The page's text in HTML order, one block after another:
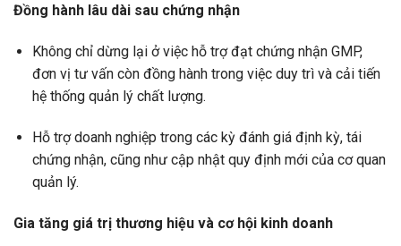
Đồng hành lâu dài sau chứng nhận
Không chỉ dừng lại ở việc hỗ trợ đạt chứng nhận GMP,
đơn vị tư vấn còn đồng hành trong việc duy trì và cải tiến
hệ thống quản lý chất lượng.
Hỗ trợ doanh nghiệp trong các kỳ đánh giá định kỳ, tái
chứng nhận, cũng như cập nhật quy định mới của cơ quan
quản lý.
Gia tăng giá trị thương hiệu và cơ hội kinh doanh